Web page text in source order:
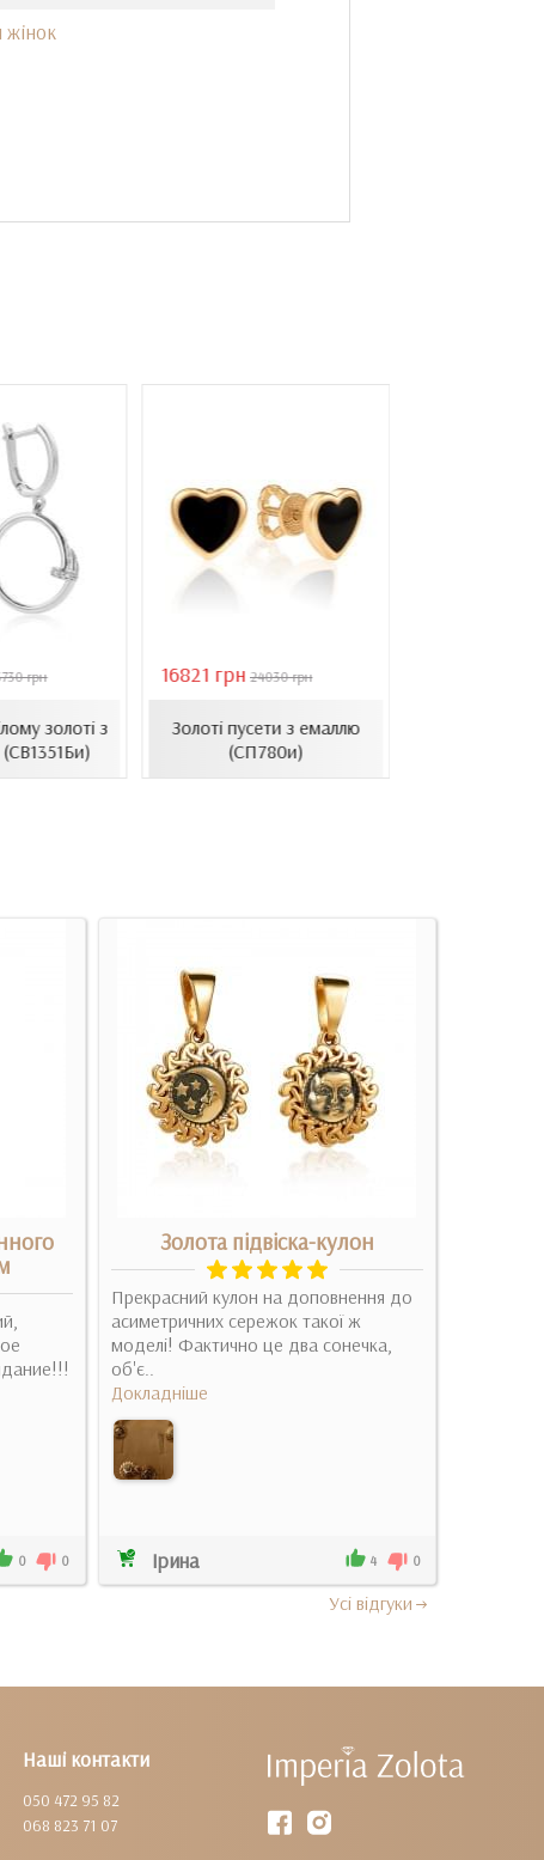
жінок
грн
золоті з
16821 грн 24030 грн
Золоті пусети з емаллю
(СП780и)
0 0
Золота підвіска-кулон
Прекрасний кулон на доповнення до
асиметричних сережок такої ж
моделі! Фактично це два сонечка,
об'є..
Докладніше
Ірина 4 0
Усi вiдгуки
Наші контакти
050 472 95 82
068 823 71 07